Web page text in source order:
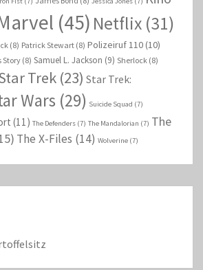
(45) Netflix (31)
(8) Patrick Stewart (8) Polizeiruf 110 (10)
Story (8) Samuel L. Jackson (9) Sherlock (8)
Trek (23) Star Trek:
Wars (29) Suicide Squad (7)
(11) The Defenders (7) The Mandalorian (7) The
The X-Files (14) Wolverine (7)